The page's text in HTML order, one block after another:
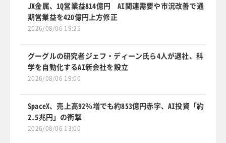
JX金属、1Q営業益814億円 AI関連需要や市況改善で通
期営業益を420億円上方修正
2026/08/06 19:25
グーグルの研究者ジェフ・ディーン氏ら4人が退社、科
学を自動化するAI新会社を設立
2026/08/06 19:00
SpaceX、売上高92％増でも約853億円赤字、AI投資「約
2.5兆円」の衝撃
2026/08/06 13:00